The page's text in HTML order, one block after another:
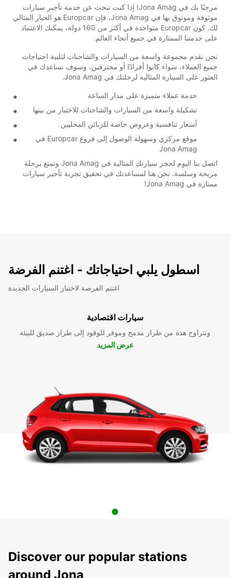
مرحبًا بك في Jona Amag! إذا كنت تبحث عن خدمة تأجير سيارات
موثوقة وموثوق بها في Jona Amag، فإن Europcar هو الخيار المثالي
لك. كون Europcar متواجدة في أكثر من 160 دولة، يمكنك الاعتماد
على خدمتنا الممتازة في جميع أنحاء العالم.
نحن نقدم مجموعة واسعة من السيارات والشاحنات لتلبية احتياجات
جميع العملاء، سواء كانوا أفرادًا أو محترفين، وسوف نساعدك في
العثور على السيارة المثالية لرحلتك في Jona Amag.
خدمة عملاء متميزة على مدار الساعة
تشكيلة واسعة من السيارات والشاحنات للاختيار من بينها
أسعار تنافسية وعروض خاصة للزبائن المحليين
موقع مركزي وسهولة الوصول إلى فروع Europcar في
Jona Amag
اتصل بنا اليوم لحجز سيارتك المثالية في Jona Amag وتمتع برحلة
مريحة وسلسة. نحن هنا لمساعدتك في تحقيق تجربة تأجير سيارات
ممتازة في Jona Amag!
اسطول يلبي احتياجاتك - اغتنم الفرضة
اغتنم الفرصة لاختبار السيارات الجديدة
سيارات اقتصادية
وتتراوح هذه من طراز مدمج وموفر للوقود إلى طراز صديق للبيئة
عرض المزيد
Discover our popular stations
around Jona